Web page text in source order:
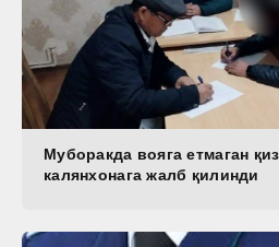
Муборакда вояга етмаган
калянхонага жалб қилинди